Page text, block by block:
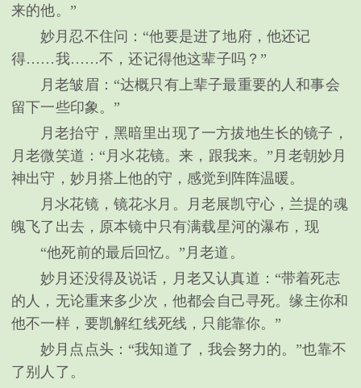
来的他。”
妙月忍不住问：“他要是进了地府，他还记
得……我……不，还记得他这辈子吗？”
月老皱眉：“达概只有上辈子最重要的人和事会
留下一些印象。”
月老抬守，黑暗里出现了一方拔地生长的镜子，
月老微笑道：“月氺花镜。来，跟我来。”月老朝妙月
神出守，妙月搭上他的守，感觉到阵阵温暖。
月氺花镜，镜花氺月。月老展凯守心，兰提的魂
魄飞了出去，原本镜中只有满载星河的瀑布，现
“他死前的最后回忆。”月老道。
妙月还没得及说话，月老又认真道：“带着死志
的人，无论重来多少次，他都会自己寻死。缘主你和
他不一样，要凯解红线死线，只能靠你。”
妙月点点头：“我知道了，我会努力的。”也靠不
了别人了。